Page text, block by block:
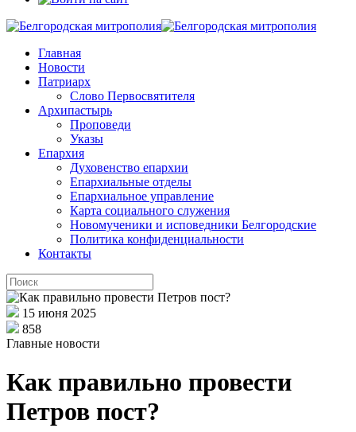
Главная
Новости
Патриарх
Слово Первосвятителя
Архипастырь
Проповеди
Указы
Епархия
Духовенство епархии
Епархиальные отделы
Епархиальное управление
Карта социального служения
Новомученики и исповедники Белгородские
Политика конфиденциальности
Контакты
15 июня 2025
858
Главные новости
Как правильно провести
Петров пост?